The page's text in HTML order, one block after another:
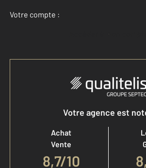
Votre compte :
Accéder à mon compte
Votre agence est
Achat
Vente
8,7/10